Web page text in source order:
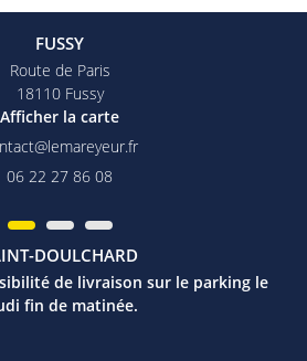
FUSSY
Route de Paris
18110 Fussy
Afficher la carte
06 22 27 86 08
DOULCHARD
de livraison sur le parking le
fin de matinée.